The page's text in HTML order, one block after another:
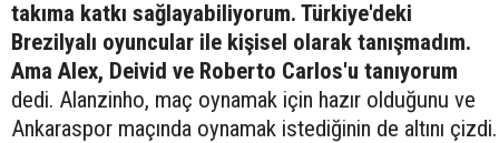
takıma katkı sağlayabiliyorum. Türkiye'deki
Brezilyalı oyuncular ile kişisel olarak tanışmadım.
Ama Alex, Deivid ve Roberto Carlos'u tanıyorum
dedi. Alanzinho, maç oynamak için hazır olduğunu ve
Ankaraspor maçında oynamak istediğinin de altını çizdi.